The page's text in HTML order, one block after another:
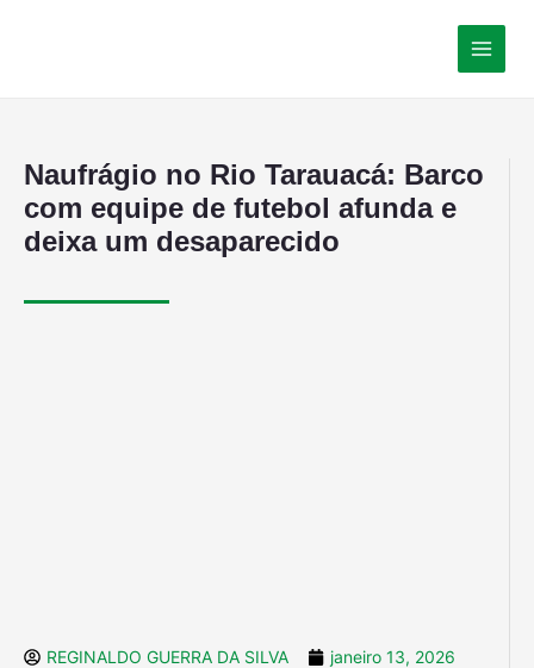
Naufrágio no Rio Tarauacá: Barco
com equipe de futebol afunda e
deixa um desaparecido
REGINALDO GUERRA DA SILVA
janeiro 13, 2026